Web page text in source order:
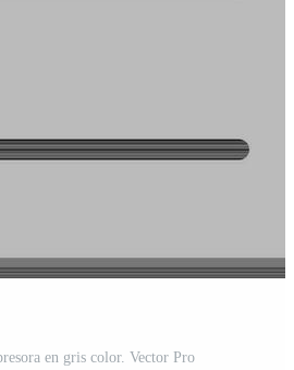
en gris color. Vector Pro